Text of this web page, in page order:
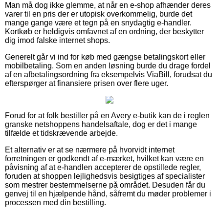
Man må dog ikke glemme, at når en e-shop afhænder deres
varer til en pris der er utopisk overkommelig, burde det
mange gange være et tegn på en snydagtig e-handler.
Kortkøb er heldigvis omfavnet af en ordning, der beskytter
dig imod falske internet shops.
Generelt går vi ind for køb med gængse betalingskort eller
mobilbetaling. Som en anden løsning burde du drage fordel
af en afbetalingsordning fra eksempelvis ViaBill, forudsat du
efterspørger at finansiere prisen over flere uger.
Forud for at folk bestiller på en Avery e-butik kan de i reglen
granske netshoppens handelsaftale, dog er det i mange
tilfælde et tidskrævende arbejde.
Et alternativ er at se nærmere på hvorvidt internet
forretningen er godkendt af e-mærket, hvilket kan være en
påvisning af at e-handlen accepterer de opstillede regler,
foruden at shoppen lejlighedsvis besigtiges af specialister
som mestrer bestemmelserne på området. Desuden får du
genvej til en hjælpende hånd, såfremt du møder problemer i
processen med din bestilling.